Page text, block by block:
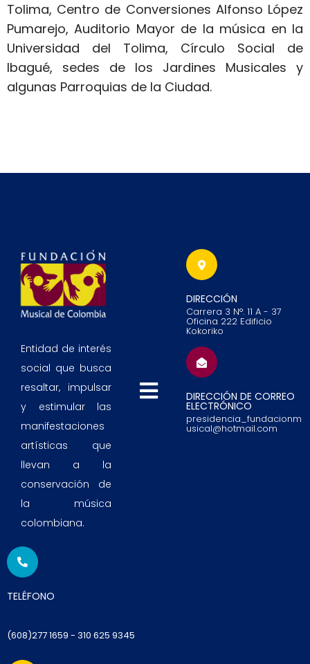
Tolima, Centro de Conversiones Alfonso López
Pumarejo, Auditorio Mayor de la música en la
Universidad del Tolima, Círculo Social de
Ibagué, sedes de los Jardines Musicales y
algunas Parroquias de la Ciudad.
Entidad de interés
social que busca
resaltar, impulsar
y estimular las
manifestaciones
artísticas que
llevan a la
conservación de
la música
colombiana.
DIRECCIÓN
Carrera 3 N°. 11 A - 37
Oficina 222 Edificio
Kokoriko
DIRECCIÓN DE CORREO
ELECTRÓNICO
presidencia_fundacionm
usical@hotmail.com
TELÉFONO
(608)277 1659 - 310 625 9345